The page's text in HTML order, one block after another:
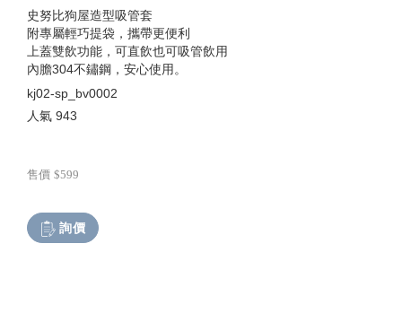
史努比狗屋造型吸管套
附專屬輕巧提袋，攜帶更便利
上蓋雙飲功能，可直飲也可吸管飲用
內膽304不鏽鋼，安心使用。
kj02-sp_bv0002
人氣 943
售價 $599
詢價